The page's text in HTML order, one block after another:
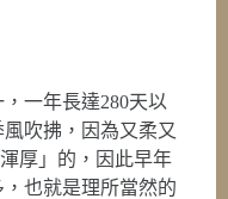
一年長達280天以
風吹拂，因為又柔又
厚」的，因此早年
也就是理所當然的